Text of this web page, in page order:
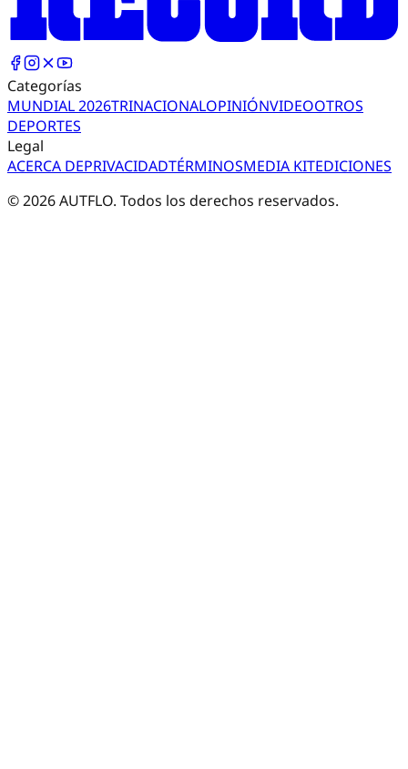
Categorías
MUNDIAL 2026TRINACIONALOPINIÓNVIDEOOTROS
DEPORTES
Legal
ACERCA DEPRIVACIDADTÉRMINOSMEDIA KITEDICIONES
©2026AUTFLO. Todos los derechos reservados.